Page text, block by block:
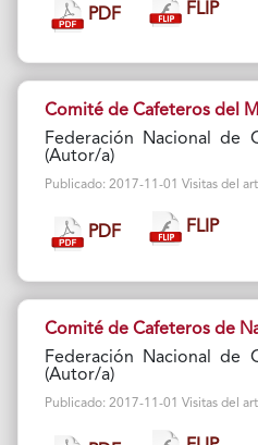
PDF FLIP
Comité de Cafeteros del
Federación Nacional de
(Autor/a)
Publicado: 2017-11-01 Visitas del
PDF FLIP
Comité de Cafeteros de
Federación Nacional de
(Autor/a)
Publicado: 2017-11-01 Visitas del